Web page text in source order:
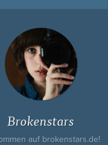
Ich bin Fyn,
23, und
wohne in
Köln
Brokenstars
auf brokenstars.de!